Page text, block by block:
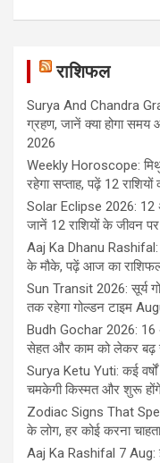
राशिफल
Surya And Chandra
ग्रहण, जानें क्या होगा समय
2026
Weekly Horoscope:
रहेगा सप्ताह, पढ़ें 12 राशियों
Solar Eclipse 2026: 12
जानें 12 राशियों के जीवन
Aaj Ka Dhanu Rashifal:
के मौके, पढ़ें आज का
Sun Transit 2026: सूर्य
तक रहेगा गोल्डन टाइम
Budh Gochar 2026: 16
सेहत और काम को लेकर बढ़
Surya Ketu Yuti: कई वर्षों
चमकेगी किस्मत और शुरू
Zodiac Signs That
के लोग, हर कोई करना
Aaj Ka Rashifal 7 Aug: